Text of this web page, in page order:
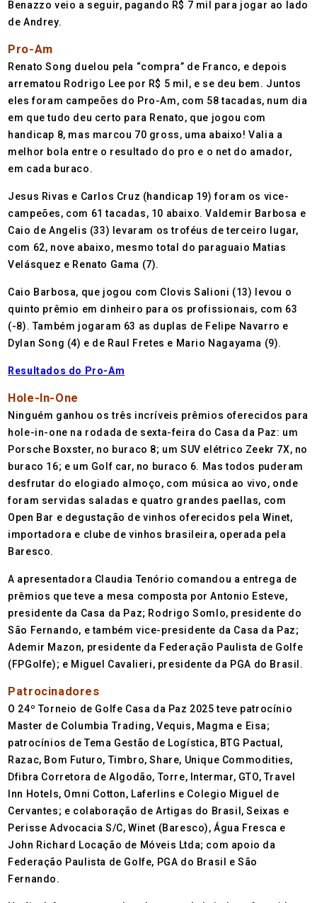
Benazzo veio a seguir, pagando R$ 7 mil para jogar ao lado
de Andrey.
Pro-Am
Renato Song duelou pela “compra” de Franco, e depois
arrematou Rodrigo Lee por R$ 5 mil, e se deu bem. Juntos
eles foram campeões do Pro-Am, com 58 tacadas, num dia
em que tudo deu certo para Renato, que jogou com
handicap 8, mas marcou 70 gross, uma abaixo! Valia a
melhor bola entre o resultado do pro e o net do amador,
em cada buraco.
Jesus Rivas e Carlos Cruz (handicap 19) foram os vice-
campeões, com 61 tacadas, 10 abaixo. Valdemir Barbosa e
Caio de Angelis (33) levaram os troféus de terceiro lugar,
com 62, nove abaixo, mesmo total do paraguaio Matias
Velásquez e Renato Gama (7).
Caio Barbosa, que jogou com Clovis Salioni (13) levou o
quinto prêmio em dinheiro para os profissionais, com 63
(-8). Também jogaram 63 as duplas de Felipe Navarro e
Dylan Song (4) e de Raul Fretes e Mario Nagayama (9).
Resultados do Pro-Am
Hole-In-One
Ninguém ganhou os três incríveis prêmios oferecidos para
hole-in-one na rodada de sexta-feira do Casa da Paz: um
Porsche Boxster, no buraco 8; um SUV elétrico Zeekr 7X, no
buraco 16; e um Golf car, no buraco 6. Mas todos puderam
desfrutar do elogiado almoço, com música ao vivo, onde
foram servidas saladas e quatro grandes paellas, com
Open Bar e degustação de vinhos oferecidos pela Winet,
importadora e clube de vinhos brasileira, operada pela
Baresco.
A apresentadora Claudia Tenório comandou a entrega de
prêmios que teve a mesa composta por Antonio Esteve,
presidente da Casa da Paz; Rodrigo Somlo, presidente do
São Fernando, e também vice-presidente da Casa da Paz;
Ademir Mazon, presidente da Federação Paulista de Golfe
(FPGolfe); e Miguel Cavalieri, presidente da PGA do Brasil.
Patrocinadores
O 24º Torneio de Golfe Casa da Paz 2025 teve patrocínio
Master de Columbia Trading, Vequis, Magma e Eisa;
patrocínios de Tema Gestão de Logística, BTG Pactual,
Razac, Bom Futuro, Timbro, Share, Unique Commodities,
Dfibra Corretora de Algodão, Torre, Intermar, GTO, Travel
Inn Hotels, Omni Cotton, Laferlins e Colegio Miguel de
Cervantes; e colaboração de Artigas do Brasil, Seixas e
Perisse Advocacia S/C, Winet (Baresco), Água Fresca e
John Richard Locação de Móveis Ltda; com apoio da
Federação Paulista de Golfe, PGA do Brasil e São
Fernando.